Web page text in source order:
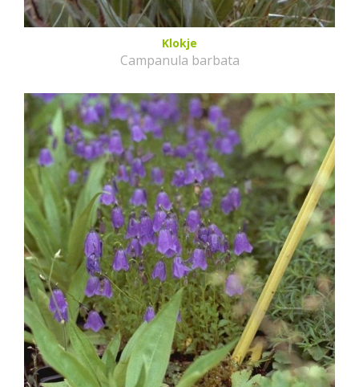
Klokje
Campanula barbata